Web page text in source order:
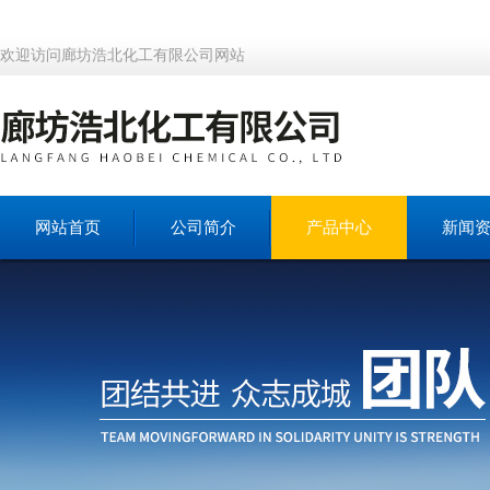
欢迎访问廊坊浩北化工有限公司网站
网站首页 公司简介 产品中心 新闻